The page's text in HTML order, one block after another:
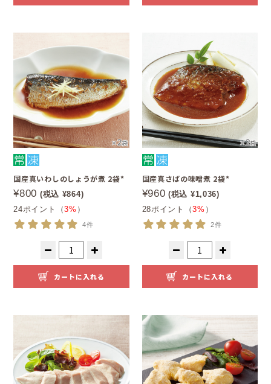
国産真いわしのしょうが煮 2袋*
¥800 (税込 ¥864)
24ポイント（3% ）
4件
カートに入れる
国産真さばの味噌煮 2袋*
¥960 (税込 ¥1,036)
28ポイント（3% ）
2件
カートに入れる